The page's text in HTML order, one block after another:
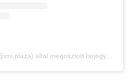
IMI PLAZA official (@imi.plaza) által megosztott bejegyzés